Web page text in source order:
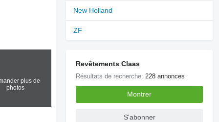
plus de
photos
New Holland
ZF
Revêtements Claas
Résultats de recherche: 228 annonces
Montrer
S'abonner